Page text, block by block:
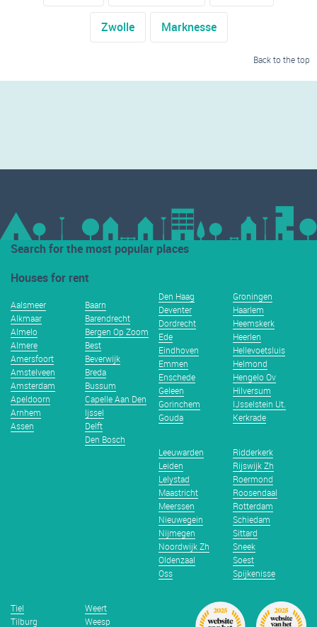
Zwolle Marknesse
Back to the top
Search for the most popular places
Houses for rent
Aalsmeer
Alkmaar
Almelo
Almere
Amersfoort
Amstelveen
Amsterdam
Apeldoorn
Arnhem
Assen
Baarn
Barendrecht
Bergen Op Zoom
Best
Beverwijk
Breda
Bussum
Capelle Aan Den
Ijssel
Delft
Den Bosch
Den Haag
Deventer
Dordrecht
Ede
Eindhoven
Emmen
Enschede
Geleen
Gorinchem
Gouda
Groningen
Haarlem
Heemskerk
Heerlen
Hellevoetsluis
Helmond
Hengelo Ov
Hilversum
IJsselstein Ut.
Kerkrade
Leeuwarden
Leiden
Lelystad
Maastricht
Meerssen
Nieuwegein
Nijmegen
Noordwijk Zh
Oldenzaal
Oss
Ridderkerk
Rijswijk Zh
Roermond
Roosendaal
Rotterdam
Schiedam
Sittard
Sneek
Soest
Spijkenisse
Tiel
Tilburg
Weert
Weesp